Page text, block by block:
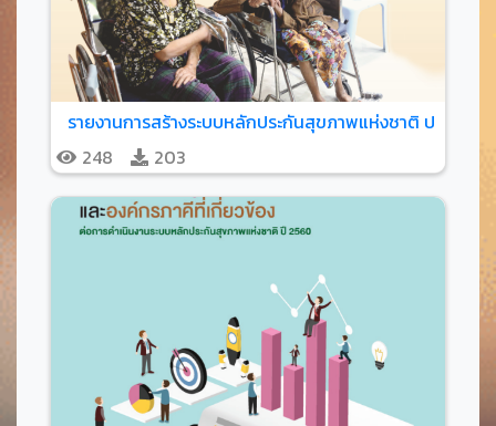
รายงานการสร้างระบบหลักประกันสุขภาพแห่งชาติ ประจำปีง
248
203